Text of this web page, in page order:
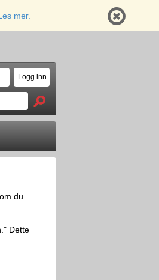
mer.
du
Dette